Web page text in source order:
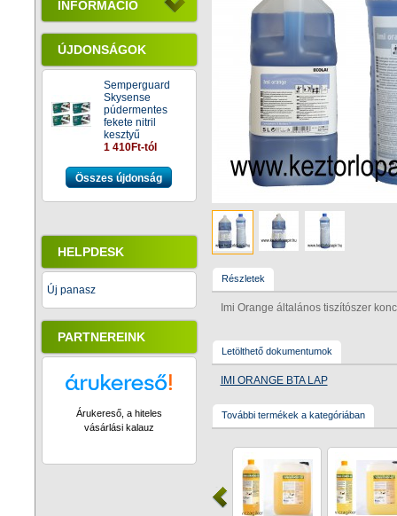
INFORMÁCIÓ
ÚJDONSÁGOK
Semperguard
Skysense
púdermentes
fekete nitril
kesztyű
1 410Ft-tól
Összes újdonság
HELPDESK
Új panasz
PARTNEREINK
Árukereső, a hiteles
vásárlási kalauz
Részletek
Imi Orange általános tiszítószer
Letölthető dokumentumok
IMI ORANGE BTA LAP
További termékek a kategóriában